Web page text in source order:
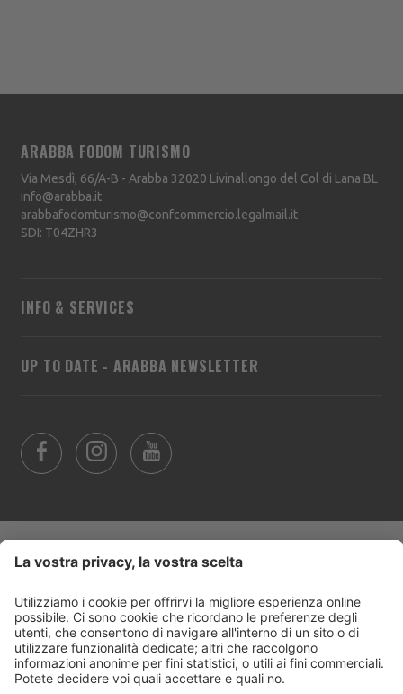
UP TO DATE - ARABBA NEWSLETTER
ARABBA FODOM TURISMO
Via Mesdì, 66/A-B - Arabba 32020 Livinallongo del Col di Lana BL
info@arabba.it
arabbafodomturismo@confcommercio.legalmail.it
SDI: T04ZHR3
INFO & SERVICES